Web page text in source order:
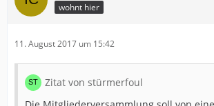
wohnt hier
11. August 2017 um 15:42
Zitat von stürmerfoul